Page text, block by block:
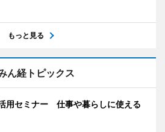
もっと見る
ん経トピックス
用セミナー 仕事や暮らしに使える